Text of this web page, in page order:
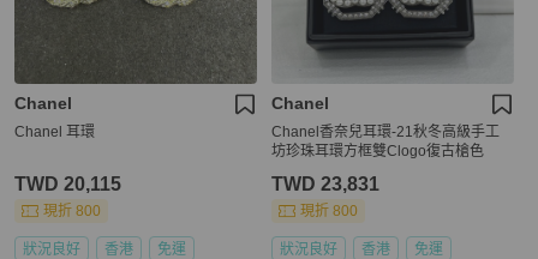
Chanel
Chanel 耳環
TWD 20,115
現折 800
狀況良好 香港 免運
Chanel
Chanel香奈兒耳環-21秋冬高級手工
坊珍珠耳環方框雙Clogo復古槍色
TWD 23,831
現折 800
狀況良好 香港 免運